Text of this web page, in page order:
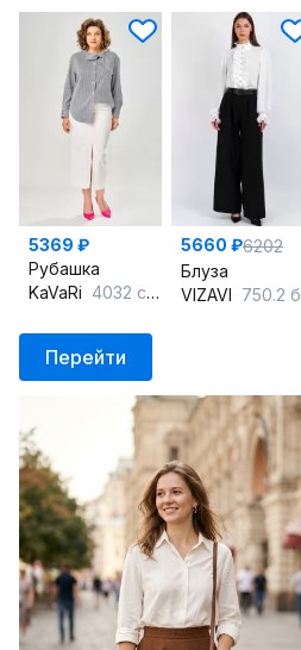
5369 ₽
Рубашка
KaVaRi 4032 синий-белый
5660 ₽6202
Блуза
VIZAVI 750.2 белый
Перейти